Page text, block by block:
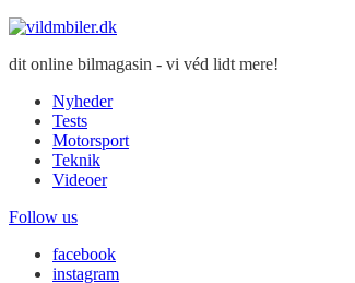
dit online bilmagasin - vi véd lidt mere!
Nyheder
Tests
Motorsport
Teknik
Videoer
Follow us
facebook
instagram